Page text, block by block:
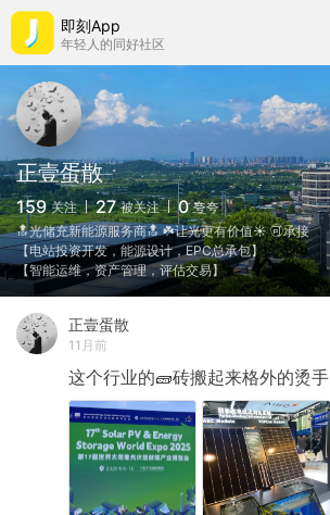
即刻App
年轻人的同好社区
正壹蛋散
159 关注 27 被关注 0 夸夸
🔝光储充新能源服务商🔝 ☘️让光更有价值☀️ 🉑承接
【电站投资开发，能源设计，EPC总承包】
【智能运维，资产管理，评估交易】
正壹蛋散
11月前
这个行业的🧱砖搬起来格外的烫手